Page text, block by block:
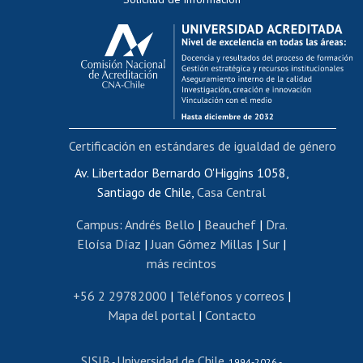
Calificación académica
Postulación al AUCAI
Funcionarias/os
Cursos internos de capacitación
Bienestar del personal
Portal de movilidad interna
Certificado de renta
Certificado de renta honorarios
Editar páginas blancas
Extranjeras/os
Revalidación y reconocimiento de títulos
Postulación al Programa de Movilidad Estudiantil
Av. Libertador Bernardo O'Higgins 1058,
Santiago de Chile, Casa Central
Campus: Andrés Bello | Beauchef| Dra.
Eloísa Díaz |Juan Gómez Millas | Sur |
más recintos
+56 2 29782000 | Teléfonos y correos |
Mapa del portal| Contacto
Certificación en estándares de igualdad de género